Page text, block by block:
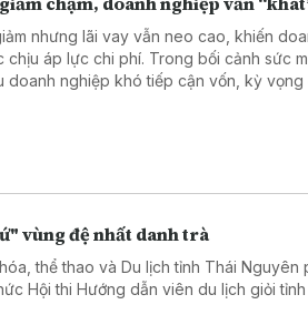
nhưng lãi vay vẫn neo cao, khiến
chịu áp lực chi phí. Trong bối cảnh sức
doanh nghiệp khó tiếp cận vốn, kỳ vọng
vùng đệ nhất danh trà
thể thao và Du lịch tỉnh Thái Nguyên
Hội thi Hướng dẫn viên du lịch giỏi